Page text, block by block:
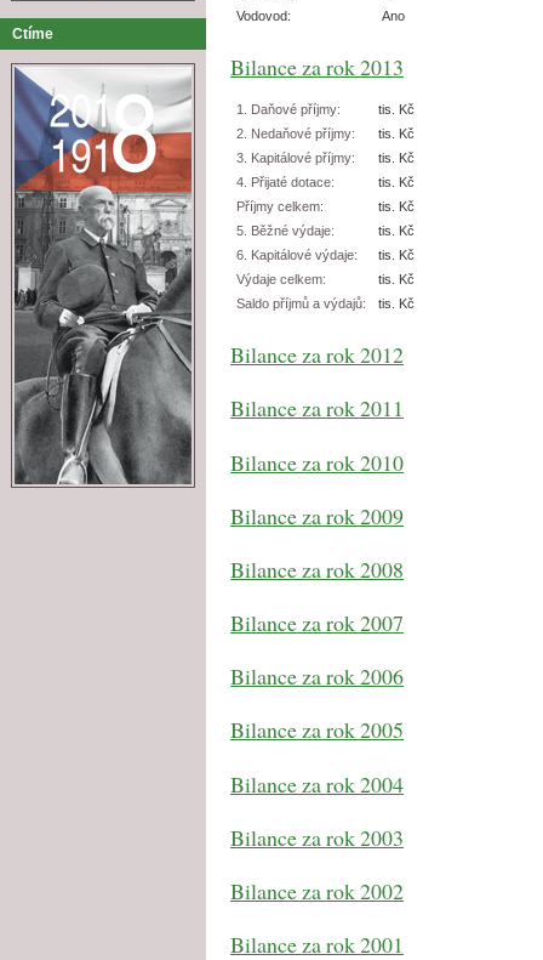
Ctíme
Vodovod:
Ano
Bilance za rok 2013
1. Daňové příjmy:
tis. Kč
2. Nedaňové příjmy:
tis. Kč
3. Kapitálové příjmy:
tis. Kč
4. Přijaté dotace:
tis. Kč
Příjmy celkem:
tis. Kč
5. Běžné výdaje:
tis. Kč
6. Kapitálové výdaje:
tis. Kč
Výdaje celkem:
tis. Kč
Saldo příjmů a výdajů:
tis. Kč
Bilance za rok 2012
Bilance za rok 2011
Bilance za rok 2010
Bilance za rok 2009
Bilance za rok 2008
Bilance za rok 2007
Bilance za rok 2006
Bilance za rok 2005
Bilance za rok 2004
Bilance za rok 2003
Bilance za rok 2002
Bilance za rok 2001